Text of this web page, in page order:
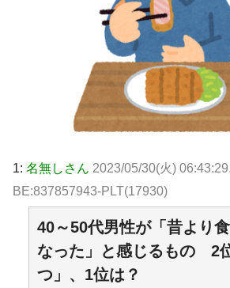
1: 名無しさん 2023/05/30(火)
BE:837857943-PLT(17930)
40～50代男性が「昔より
なった」と感じるもの 2
つ」、1位は？